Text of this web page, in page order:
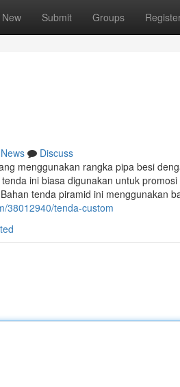
New Submit Groups
News
Discuss
menggunakan rangka pipa besi
ini biasa digunakan untuk
tenda piramid ini menggunakan
38012940/tenda-custom